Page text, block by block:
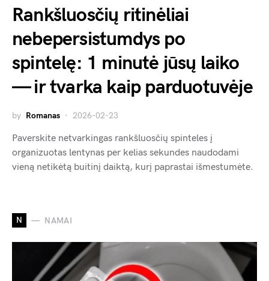
Rankšluosčių ritinėliai
nebepersistumdys po
spintelę: 1 minutė jūsų laiko
— ir tvarka kaip parduotuvėje
by Romanas 2026-02-23
Paverskite netvarkingas rankšluosčių spinteles į
organizuotas lentynas per kelias sekundes naudodami
vieną netikėtą buitinį daiktą, kurį paprastai išmestumėte.
N NAMAI